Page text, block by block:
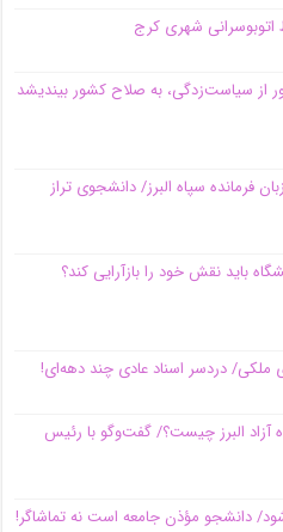
از سیاست‌زدگی، به صلاح کشور بیندیشد
فرمانده سپاه البرز/ دانشجوی تراز
باید نقش خود را بازآرایی کند؟
ملکی/ دردسر اسناد عادی چند‌ دهه‌ای!
آزاد البرز چیست؟/ گفت‌وگو با رئیس
دانشجو مؤذن جامعه است نه تماشاگر!